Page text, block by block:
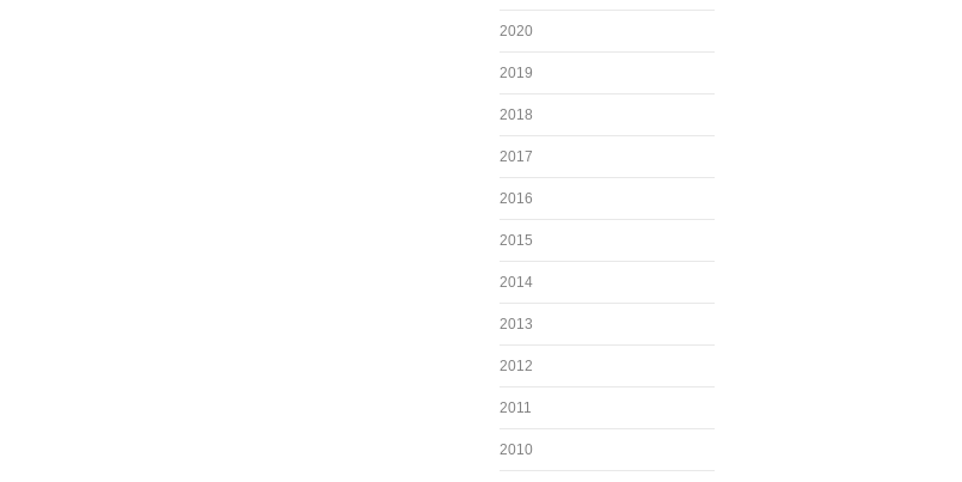
2020
2019
2018
2017
2016
2015
2014
2013
2012
2011
2010